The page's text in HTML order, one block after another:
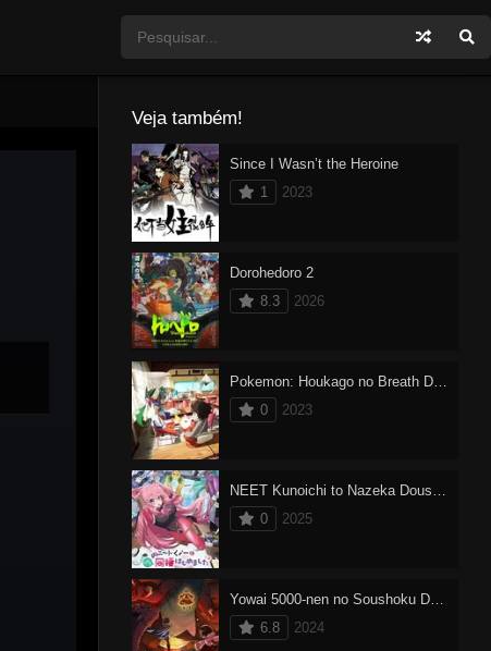
Veja também!
Since I Wasn’t the Heroine
1
2023
Dorohedoro 2
8.3
2026
Pokemon: Houkago no Breath Dublado
0
2023
NEET Kunoichi to Nazeka Dousei Hajimemashita
0
2025
Yowai 5000-nen no Soushoku Dragon, Iwarenaki Jaryuu Nintei 2
6.8
2024